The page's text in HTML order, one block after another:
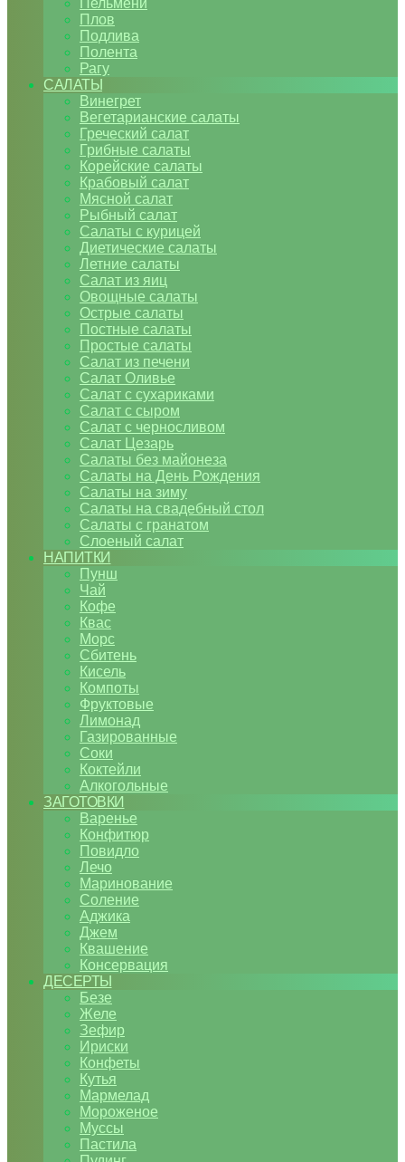
Пельмени
Плов
Подлива
Полента
Рагу
САЛАТЫ
Винегрет
Вегетарианские салаты
Греческий салат
Грибные салаты
Корейские салаты
Крабовый салат
Мясной салат
Рыбный салат
Салаты с курицей
Диетические салаты
Летние салаты
Салат из яиц
Овощные салаты
Острые салаты
Постные салаты
Простые салаты
Салат из печени
Салат Оливье
Салат с сухариками
Салат с сыром
Салат с черносливом
Салат Цезарь
Салаты без майонеза
Салаты на День Рождения
Салаты на зиму
Салаты на свадебный стол
Салаты с гранатом
Слоеный салат
НАПИТКИ
Пунш
Чай
Кофе
Квас
Морс
Сбитень
Кисель
Компоты
Фруктовые
Лимонад
Газированные
Соки
Коктейли
Алкогольные
ЗАГОТОВКИ
Варенье
Конфитюр
Повидло
Лечо
Маринование
Соление
Аджика
Джем
Квашение
Консервация
ДЕСЕРТЫ
Безе
Желе
Зефир
Ириски
Конфеты
Кутья
Мармелад
Мороженое
Муссы
Пастила